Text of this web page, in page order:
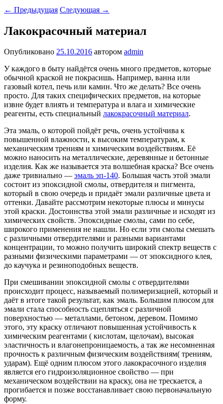
← Предыдущая Следующая →
Лакокрасочный материал
Опубликовано 25.10.2016 автором admin
У каждого в быту найдётся очень много предметов, которые
обычной краской не покрасишь. Например, ванна или
газовый котел, печь или камин. Что же делать? Все очень
просто. Для таких специфических предметов, на которые
извне будет влиять и температура и влага и химические
реагенты, есть специальный лакокрасочный материал.
Эта эмаль, о которой пойдёт речь, очень устойчива к
повышенной влажности, к высоким температурам, к
механическим трениям и химическим воздействиям. Её
можно наносить на металлические, деревянные и бетонные
изделия. Как же называется эта волшебная краска? Все очень
даже тривиально — эмаль эп-140. Большая часть этой эмали
состоит из эпоксидной смолы, отвердителя и пигмента,
который в свою очередь и придаёт эмали различные цвета и
оттенки. Давайте рассмотрим некоторые плюсы и минусы
этой краски. Достоинства этой эмали различные и исходят из
химических свойств. Эпоксидные смолы, сами по себе,
широкого применения не нашли. Но если эти смолы смешать
с различными отвердителями и разными вариантами
концентрации, то можно получить широкий спектр веществ с
разными физическими параметрами — от эпоксидного клея,
до каучука и резиноподобных веществ.
При смешивании эпоксидной смолы с отвердителями
происходит процесс, называемый полимеризацией, который и
даёт в итоге такой результат, как эмаль. Большим плюсом для
эмали стала способность сцепляться с различной
поверхностью — металлами, бетоном, деревом. Помимо
этого, эту краску отличают повышенная устойчивость к
химическим реагентами ( кислотам, щелочам), высокая
эластичность и влагонепроницаемость, а так же несомненная
прочность к различным физическим воздействиям( трениям,
ударам). Ещё одним плюсом этого лакокрасочного изделия
является его гидроизоляционное свойство — при
механическом воздействии на краску, она не трескается, а
прогибается и позже восстанавливает свою первоначальную
форму.